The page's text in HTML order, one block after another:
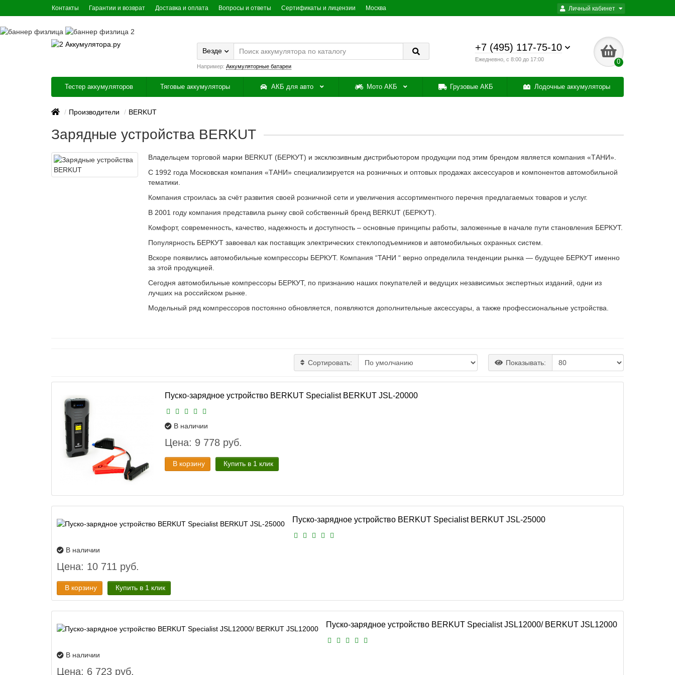
Личный кабинет
Контакты Гарантии и возврат Доставка и оплата Вопросы и ответы Сертификаты и лицензии Москва
+7 (495) 117-75-10
Ежедневно, с 8:00 до 17:00 0
Везде
Например: Аккумуляторные батареи
Тестер аккумуляторов Тяговые аккумуляторы АКБ для авто Мото АКБ Грузовые АКБ Лодочные аккумуляторы
Производители BERKUT
Зарядные устройства BERKUT
Владельцем торговой марки BERKUT (БЕРКУТ) и эксклюзивным дистрибьютором продукции под этим брендом является компания «ТАНИ».
С 1992 года Московская компания «ТАНИ» специализируется на розничных и оптовых продажах аксессуаров и компонентов автомобильной
тематики.
Компания строилась за счёт развития своей розничной сети и увеличения ассортиментного перечня предлагаемых товаров и услуг.
В 2001 году компания представила рынку свой собственный бренд BERKUT (БЕРКУТ).
Комфорт, современность, качество, надежность и доступность – основные принципы работы, заложенные в начале пути становления БЕРКУТ.
Популярность БЕРКУТ завоевал как поставщик электрических стеклоподъемников и автомобильных охранных систем.
Вскоре появились автомобильные компрессоры БЕРКУТ. Компания “TAHИ “ верно определила тенденции рынка — будущее БЕРКУТ именно
за этой продукцией.
Сегодня автомобильные компрессоры БЕРКУТ, по признанию наших покупателей и ведущих независимых экспертных изданий, одни из
лучших на российском рынке.
Модельный ряд компрессоров постоянно обновляется, появляются дополнительные аксессуары, а также профессиональные устройства.
Сортировать: Показывать:
Пуско-зарядное устройство BERKUT Specialist BERKUT JSL-20000
В наличии
Цена: 9 778 руб.
В корзину Купить в 1 клик
Пуско-зарядное устройство BERKUT Specialist BERKUT JSL-25000
В наличии
Цена: 10 711 руб.
В корзину Купить в 1 клик
Пуско-зарядное устройство BERKUT Specialist JSL12000/ BERKUT JSL12000
В наличии
Цена: 6 723 руб.